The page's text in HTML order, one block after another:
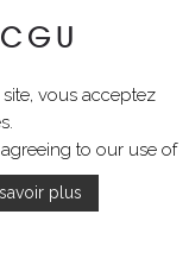
vous acceptez
to our use of
plus